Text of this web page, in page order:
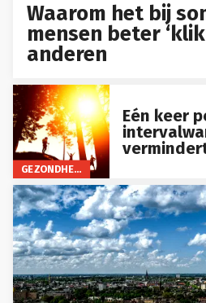
Waarom het bij
mensen beter
anderen
GEZONDHEID
Eén keer